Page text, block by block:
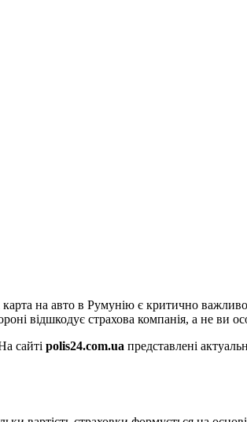
на авто в Румунію є критично
відшкодує страхова компанія, а не ви
сайті polis24.com.ua представлені